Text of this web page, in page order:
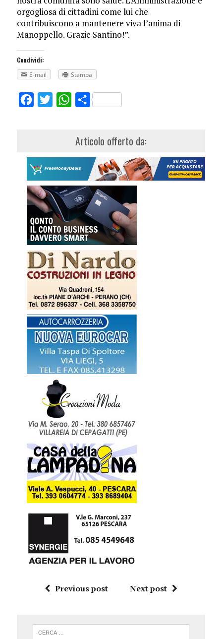
orgogliosa di cittadini come lui che
contribuiscono a mantenere viva l’anima di
Manoppello. Grazie Santino!”.
Condividi:
E-mail
Stampa
FacebookTwitterWhatsApp
Share
Articolo offerto da:
Previous post Next post